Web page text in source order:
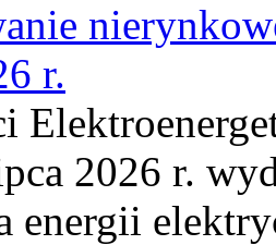
r.
2026 r.
energii